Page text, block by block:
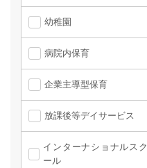
幼稚園
病院内保育
企業主導型保育
放課後等デイサービス
インターナショナルスク
ール